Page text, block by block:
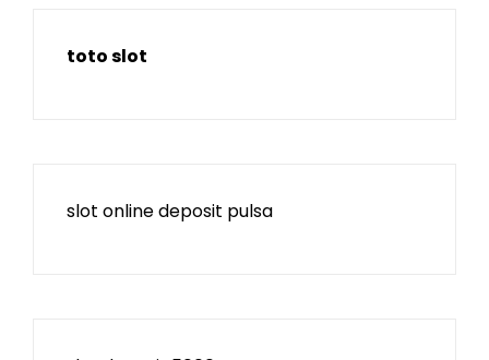
toto slot
slot online deposit pulsa